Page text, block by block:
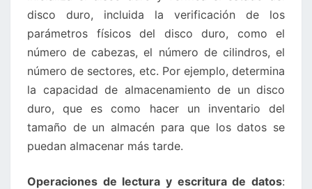
disco duro, incluida la verificación de los
parámetros físicos del disco duro, como el
número de cabezas, el número de cilindros, el
número de sectores, etc. Por ejemplo, determina
la capacidad de almacenamiento de un disco
duro, que es como hacer un inventario del
tamaño de un almacén para que los datos se
puedan almacenar más tarde.
Operaciones de lectura y escritura de datos: